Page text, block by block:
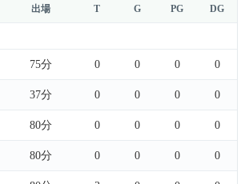
出場 T G PG DG
75分 0 0 0 0
37分 0 0 0 0
80分 0 0 0 0
80分 0 0 0 0